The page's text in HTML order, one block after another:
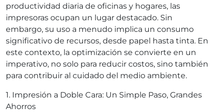
productividad diaria de oficinas y hogares, las
impresoras ocupan un lugar destacado. Sin
embargo, su uso a menudo implica un consumo
significativo de recursos, desde papel hasta tinta. En
este contexto, la optimización se convierte en un
imperativo, no solo para reducir costos, sino también
para contribuir al cuidado del medio ambiente.
1. Impresión a Doble Cara: Un Simple Paso, Grandes
Ahorros